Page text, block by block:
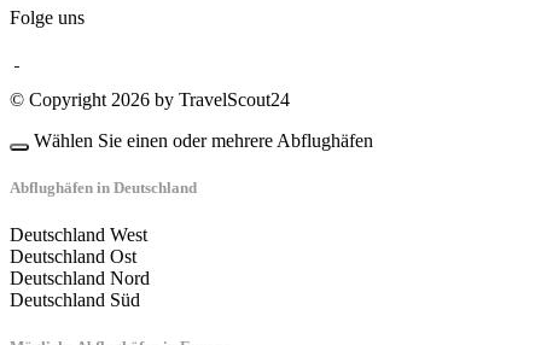
Folge uns
© Copyright 2026 by TravelScout24
Wählen Sie einen oder mehrere Abflughäfen
Abflughäfen in Deutschland
Deutschland West
Deutschland Ost
Deutschland Nord
Deutschland Süd